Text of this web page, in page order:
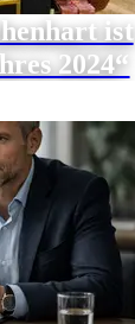
ist
2024“